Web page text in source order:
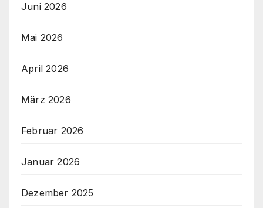
Juni 2026
Mai 2026
April 2026
März 2026
Februar 2026
Januar 2026
Dezember 2025